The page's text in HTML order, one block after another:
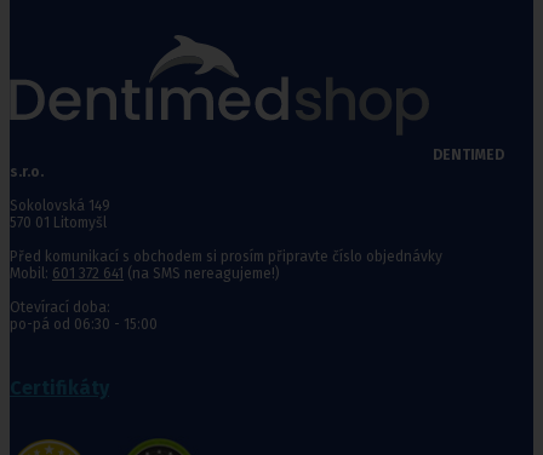
DENTIMED
s.r.o.
Sokolovská 149
570 01 Litomyšl
Před komunikací s obchodem si prosím připravte číslo objednávky
Mobil: 601 372 641 (na SMS nereagujeme!)
Otevírací doba:
po-pá od 06:30 - 15:00